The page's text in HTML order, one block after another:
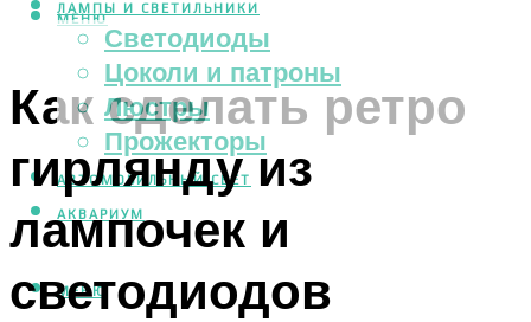
ЛАМПЫ И СВЕТИЛЬНИКИ
Светодиоды
Цоколи и патроны
Люстры
Прожекторы
АВТОМОБИЛЬНЫЙ СВЕТ
АКВАРИУМ
МЕНЮ
МЕНЮ
Как сделать ретро
гирлянду из
лампочек и
светодиодов